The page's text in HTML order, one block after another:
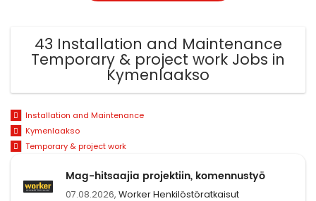
43 Installation and Maintenance
Temporary & project work Jobs in
Kymenlaakso
Installation and Maintenance
Kymenlaakso
Temporary & project work
Mag-hitsaajia projektiin, komennustyö
07.08.2026, Worker Henkilöstöratkaisut